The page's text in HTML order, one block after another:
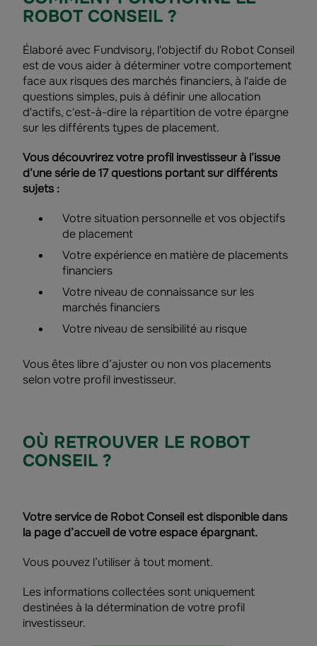
ROBOT CONSEIL ?
Élaboré avec Fundvisory, l'objectif du Robot Conseil
est de vous aider à déterminer votre comportement
face aux risques des marchés financiers, à l'aide de
questions simples, puis à définir une allocation
d'actifs, c'est-à-dire la répartition de votre épargne
sur les différents types de placement.
Vous découvrirez votre profil investisseur à l’issue
d’une série de 17 questions portant sur différents
sujets :
Votre situation personnelle et vos objectifs
de placement
Votre expérience en matière de placements
financiers
Votre niveau de connaissance sur les
marchés financiers
Votre niveau de sensibilité au risque
Vous êtes libre d’ajuster ou non vos placements
selon votre profil investisseur.
OÙ RETROUVER LE ROBOT
CONSEIL ?
Votre service de Robot Conseil est disponible dans
la page d’accueil de votre espace épargnant.
Vous pouvez l’utiliser à tout moment.
Les informations collectées sont uniquement
destinées à la détermination de votre profil
investisseur.